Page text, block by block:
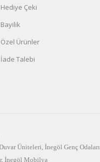
Hediye Çeki
Bayilik
Özel Ürünler
İade Talebi
Üniteleri İnegöl Genç Odaları
, İnegöl Mobilya